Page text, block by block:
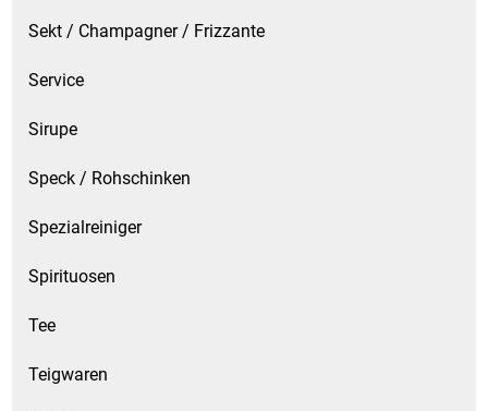
Sekt / Champagner / Frizzante
Service
Sirupe
Speck / Rohschinken
Spezialreiniger
Spirituosen
Tee
Teigwaren